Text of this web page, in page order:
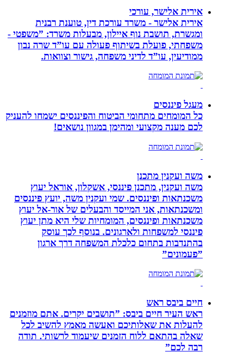
אירית אלישר, עורכי
אירית אלישר - משרד עורכת דין, טוענת רבנית
ומגשרת, תושבת נוף איילון, מבעלות משרד: ”משפטי -
משפחתי, פועלת בשיתוף פעולה עם עו”ד שרה נבון
ממודיעין, עו”ד לדיני משפחה, גישור וצוואות.
מעגל פיננסים
כל המומחים מתחומי הביטוח והפיננסים ישמחו להעניק
לכם מענה מקצועי ומהימן במגוון נושאים!
משה ועקנין מתכנן
משה ועקנין, מתכנן פיננסי, אשקלון, אוראל יעוץ
משכנתאות ופיננסים. שמי ועקנין משה, יועץ פיננסים
ומשכנתאות, אני המייסד והבעלים של אור-אל יעוץ
משכנתאות ופיננסים, המומחיות שלי היא מתן יעוץ
פיננסי למשפחות ולארגונים. בנוסף לכך עוסק
בהתנדבות בתחום כלכלת המשפחה דרך ארגון
”פעמונים”
חיים ביבס ראש
ראש העיר חיים ביבס: ”תושבים יקרים. אתם מוזמנים
להעלות את שאלותיכם ואעשה מאמץ להשיב לכל
שאלה בהתאם ללוח הזמנים שיעמוד לרשותי. תודה
רבה לכם”